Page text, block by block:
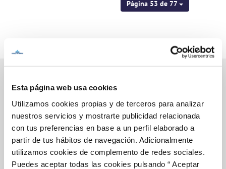
Esta página web usa cookies
Utilizamos cookies propias y de terceros para analizar
nuestros servicios y mostrarte publicidad relacionada
con tus preferencias en base a un perfil elaborado a
partir de tus hábitos de navegación. Adicionalmente
utilizamos cookies de complemento de redes sociales.
Puedes aceptar todas las cookies pulsando “ Aceptar
Página 53 de 77
Inicio
Gestiones Online